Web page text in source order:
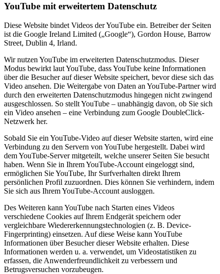
YouTube mit erweitertem Datenschutz
Diese Website bindet Videos der YouTube ein. Betreiber der Seiten
ist die Google Ireland Limited („Google“), Gordon House, Barrow
Street, Dublin 4, Irland.
Wir nutzen YouTube im erweiterten Datenschutzmodus. Dieser
Modus bewirkt laut YouTube, dass YouTube keine Informationen
über die Besucher auf dieser Website speichert, bevor diese sich das
Video ansehen. Die Weitergabe von Daten an YouTube-Partner wird
durch den erweiterten Datenschutzmodus hingegen nicht zwingend
ausgeschlossen. So stellt YouTube – unabhängig davon, ob Sie sich
ein Video ansehen – eine Verbindung zum Google DoubleClick-
Netzwerk her.
Sobald Sie ein YouTube-Video auf dieser Website starten, wird eine
Verbindung zu den Servern von YouTube hergestellt. Dabei wird
dem YouTube-Server mitgeteilt, welche unserer Seiten Sie besucht
haben. Wenn Sie in Ihrem YouTube-Account eingeloggt sind,
ermöglichen Sie YouTube, Ihr Surfverhalten direkt Ihrem
persönlichen Profil zuzuordnen. Dies können Sie verhindern, indem
Sie sich aus Ihrem YouTube-Account ausloggen.
Des Weiteren kann YouTube nach Starten eines Videos
verschiedene Cookies auf Ihrem Endgerät speichern oder
vergleichbare Wiedererkennungstechnologien (z. B. Device-
Fingerprinting) einsetzen. Auf diese Weise kann YouTube
Informationen über Besucher dieser Website erhalten. Diese
Informationen werden u. a. verwendet, um Videostatistiken zu
erfassen, die Anwenderfreundlichkeit zu verbessern und
Betrugsversuchen vorzubeugen.